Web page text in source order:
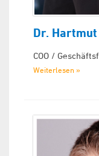
Dr.
COO /
Weiterlesen »